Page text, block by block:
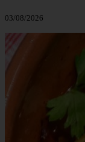
03/08/2026